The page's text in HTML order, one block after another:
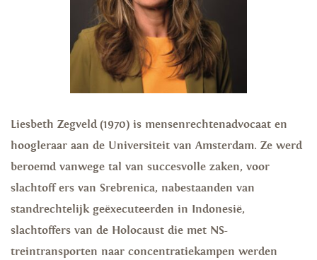
Liesbeth Zegveld (1970) is mensenrechtenadvocaat en
hoogleraar aan de Universiteit van Amsterdam. Ze werd
beroemd vanwege tal van succesvolle zaken, voor
slachtoff ers van Srebrenica, nabestaanden van
standrechtelijk geëxecuteerden in Indonesië,
slachtoffers van de Holocaust die met NS-
treintransporten naar concentratiekampen werden